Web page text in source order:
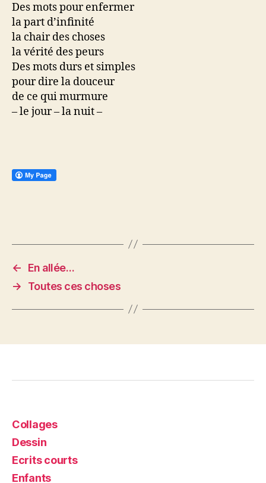
Des mots pour enfermer
la part d’infinité
la chair des choses
la vérité des peurs
Des mots durs et simples
pour dire la douceur
de ce qui murmure
– le jour – la nuit –
←
En allée…
→
Toutes ces choses
Collages
Dessin
Ecrits courts
Enfants